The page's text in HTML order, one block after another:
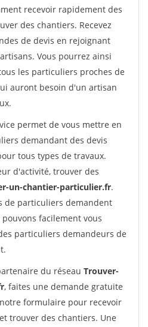
recevoir rapidement des
des chantiers. Recevez
de devis en rejoignant
Vous pourrez ainsi
les particuliers proches de
auront besoin d'un artisan
permet de vous mettre en
demandant des devis
tous types de travaux.
d'activité, trouver des
un-chantier-particulier.fr.
de particuliers demandent
facilement vous
particuliers demandeurs de
du réseau Trouver-
, faites une demande gratuite
formulaire pour recevoir
trouver des chantiers. Une